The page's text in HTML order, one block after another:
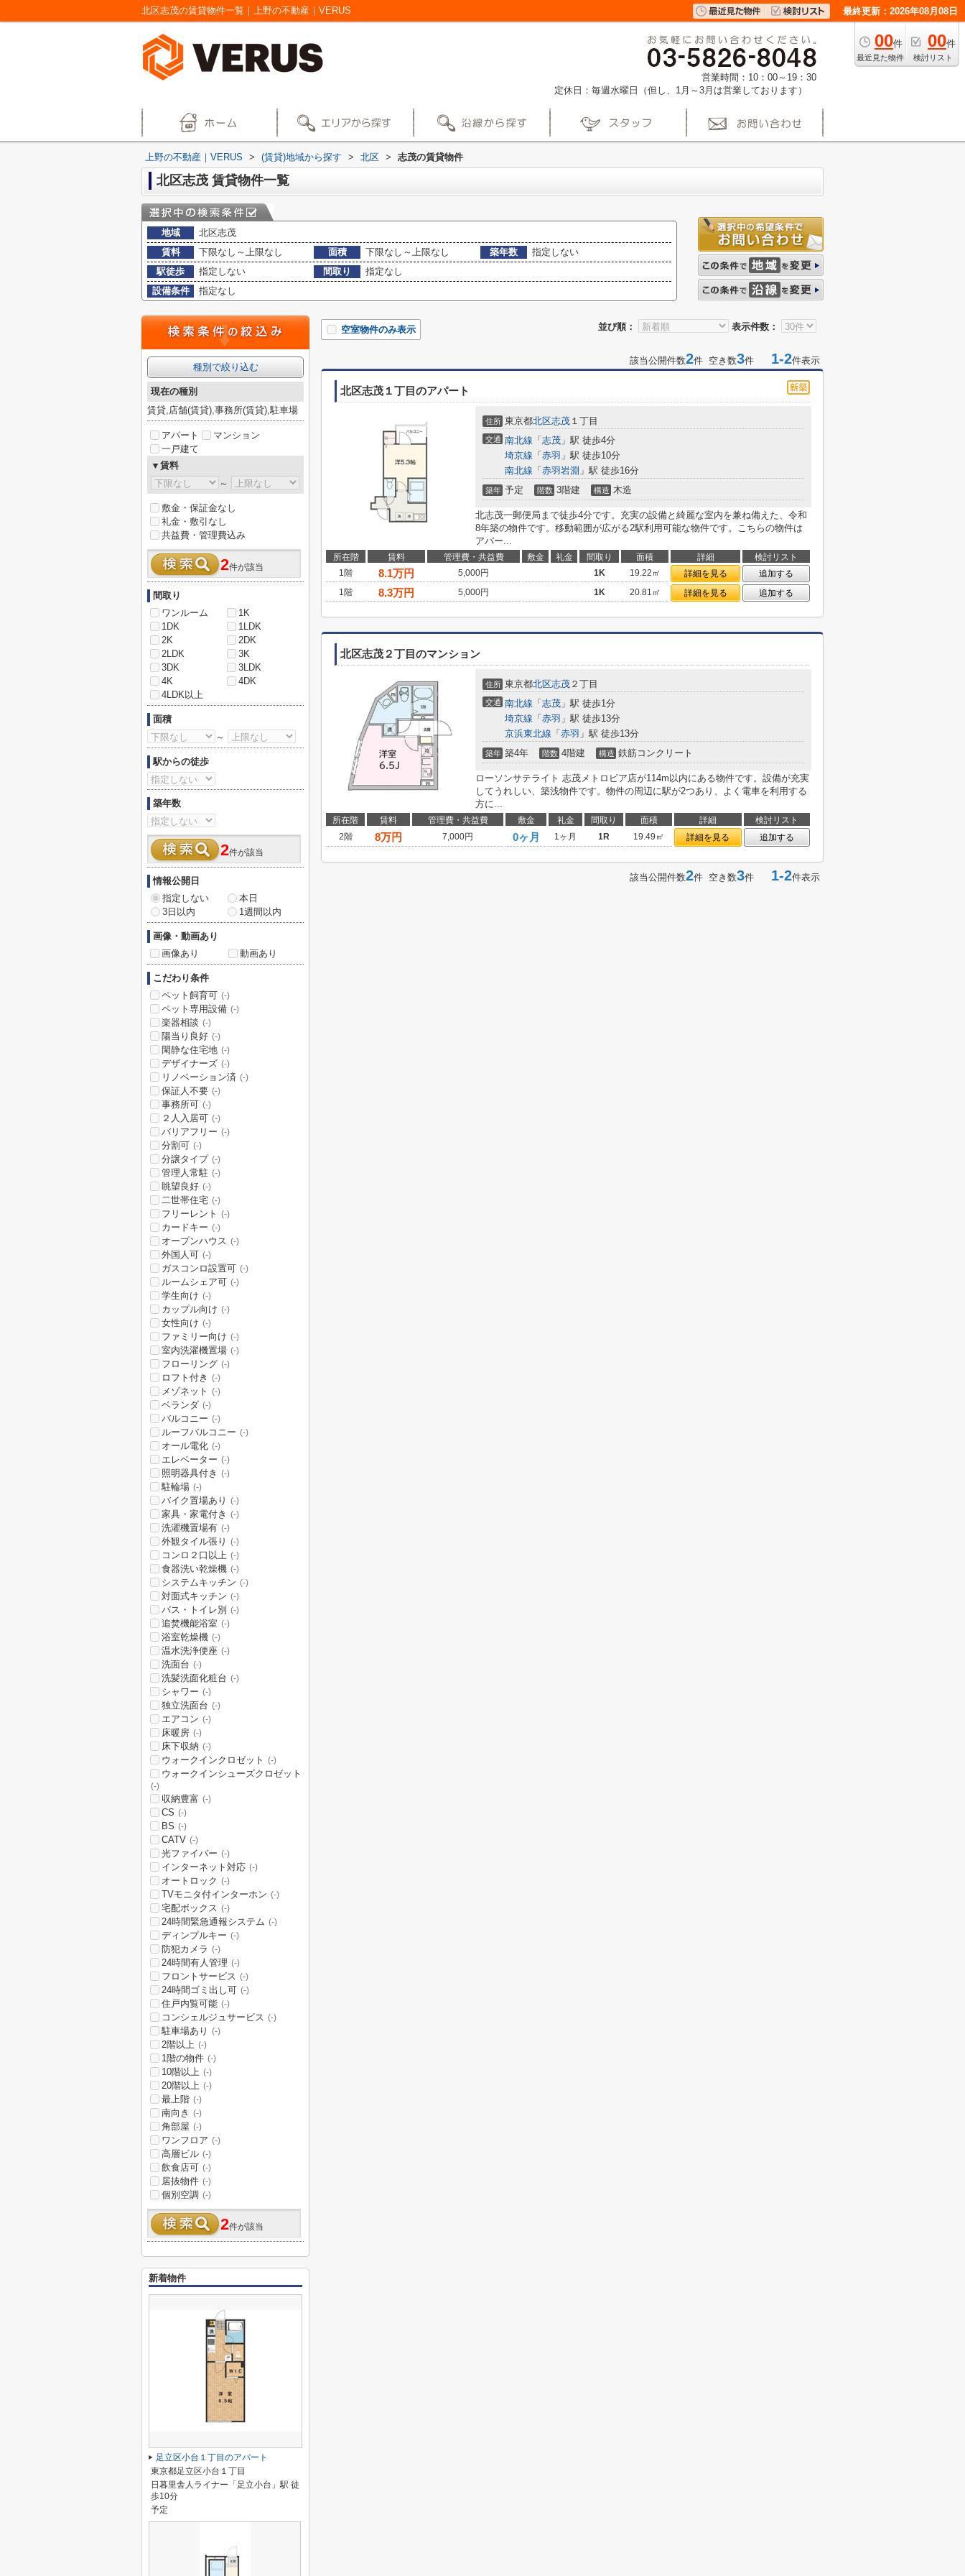
北区志茂の賃貸物件一覧｜上野の不動産｜VERUS 最終更新：2026年08月08日
00件
最近見た物件
00件
検討リスト
営業時間：10：00～19：30
定休日：毎週水曜日（但し、1月～3月は営業しております）
上野の不動産｜VERUS > (賃貸)地域から探す > 北区 > 志茂の賃貸物件
北区志茂 賃貸物件一覧
地域
北区志茂
賃料
下限なし～上限なし 面積 下限なし～上限なし 築年数
指定しない
駅徒歩
指定しない 間取り
指定なし
設備条件
指定なし
並び順： 表示件数：
空室物件のみ表示
該当公開件数2件 空き数3件 1-2件表示
北区志茂１丁目のアパート
住所 東京都北区志茂 １丁目
交通 南北線 「 志茂 」駅 徒歩4分
埼京線 「 赤羽 」駅 徒歩10分
南北線 「 赤羽岩淵 」駅 徒歩16分
築年 予定 階数 3階建 構造 木造
北志茂一郵便局まで徒歩4分です。充実の設備と綺麗な室内を兼ね備えた、令和
8年築の物件です。移動範囲が広がる2駅利用可能な物件です。こちらの物件は
アパー...
所在階 賃料 管理費・共益費 敷金 礼金 間取り 面積 詳細
検討リスト
1階
8.1万円 5,000円 1K 19.22㎡ 詳細を見る
追加する
1階
8.3万円 5,000円 1K 20.81㎡ 詳細を見る 追加する
北区志茂２丁目のマンション
住所 東京都北区志茂 ２丁目
交通 南北線 「 志茂 」駅 徒歩1分
埼京線 「 赤羽 」駅 徒歩13分
京浜東北線 「 赤羽 」駅 徒歩13分
築年 築4年 階数 4階建 構造 鉄筋コンクリート
ローソンサテライト 志茂メトロピア店が114m以内にある物件です。設備が充実
してうれしい、築浅物件です。物件の周辺に駅が2つあり、よく電車を利用する
方に...
所在階 賃料 管理費・共益費 敷金 礼金 間取り 面積 詳細
検討リスト
2階
8万円 7,000円 0ヶ月 1ヶ月 1R 19.49㎡ 詳細を見る 追加する
該当公開件数2件 空き数3件 1-2件表示
種別で絞り込む
現在の種別
賃貸,店舗(賃貸),事務所(賃貸),駐車場
アパート
マンション
一戸建て
▼賃料
～
敷金・保証金なし
礼金・敷引なし
共益費・管理費込み
2件が該当
間取り
ワンルーム
1K
1DK
1LDK
2K
2DK
2LDK
3K
3DK
3LDK
4K
4DK
4LDK以上
面積
～
駅からの徒歩
築年数
2件が該当
情報公開日
指定しない
本日
3日以内
1週間以内
画像・動画あり
画像あり
動画あり
こだわり条件
ペット飼育可 (-)
ペット専用設備 (-)
楽器相談 (-)
陽当り良好 (-)
閑静な住宅地 (-)
デザイナーズ (-)
リノベーション済 (-)
保証人不要 (-)
事務所可 (-)
２人入居可 (-)
バリアフリー (-)
分割可 (-)
分譲タイプ (-)
管理人常駐 (-)
眺望良好 (-)
二世帯住宅 (-)
フリーレント (-)
カードキー (-)
オープンハウス (-)
外国人可 (-)
ガスコンロ設置可 (-)
ルームシェア可 (-)
学生向け (-)
カップル向け (-)
女性向け (-)
ファミリー向け (-)
室内洗濯機置場 (-)
フローリング (-)
ロフト付き (-)
メゾネット (-)
ベランダ (-)
バルコニー (-)
ルーフバルコニー (-)
オール電化 (-)
エレベーター (-)
照明器具付き (-)
駐輪場 (-)
バイク置場あり (-)
家具・家電付き (-)
洗濯機置場有 (-)
外観タイル張り (-)
コンロ２口以上 (-)
食器洗い乾燥機 (-)
システムキッチン (-)
対面式キッチン (-)
バス・トイレ別 (-)
追焚機能浴室 (-)
浴室乾燥機 (-)
温水洗浄便座 (-)
洗面台 (-)
洗髪洗面化粧台 (-)
シャワー (-)
独立洗面台 (-)
エアコン (-)
床暖房 (-)
床下収納 (-)
ウォークインクロゼット (-)
ウォークインシューズクロゼット
(-)
収納豊富 (-)
CS (-)
BS (-)
CATV (-)
光ファイバー (-)
インターネット対応 (-)
オートロック (-)
TVモニタ付インターホン (-)
宅配ボックス (-)
24時間緊急通報システム (-)
ディンプルキー (-)
防犯カメラ (-)
24時間有人管理 (-)
フロントサービス (-)
24時間ゴミ出し可 (-)
住戸内覧可能 (-)
コンシェルジュサービス (-)
駐車場あり (-)
2階以上 (-)
1階の物件 (-)
10階以上 (-)
20階以上 (-)
最上階 (-)
南向き (-)
角部屋 (-)
ワンフロア (-)
高層ビル (-)
飲食店可 (-)
居抜物件 (-)
個別空調 (-)
2件が該当
新着物件
足立区小台１丁目のアパート
東京都足立区小台１丁目
日暮里舎人ライナー「足立小台」駅 徒
歩10分
予定